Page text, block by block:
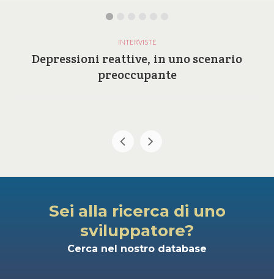
INTERVISTE
Depressioni reattive, in uno scenario
preoccupante
Sei alla ricerca di uno
sviluppatore?
Cerca nel nostro database